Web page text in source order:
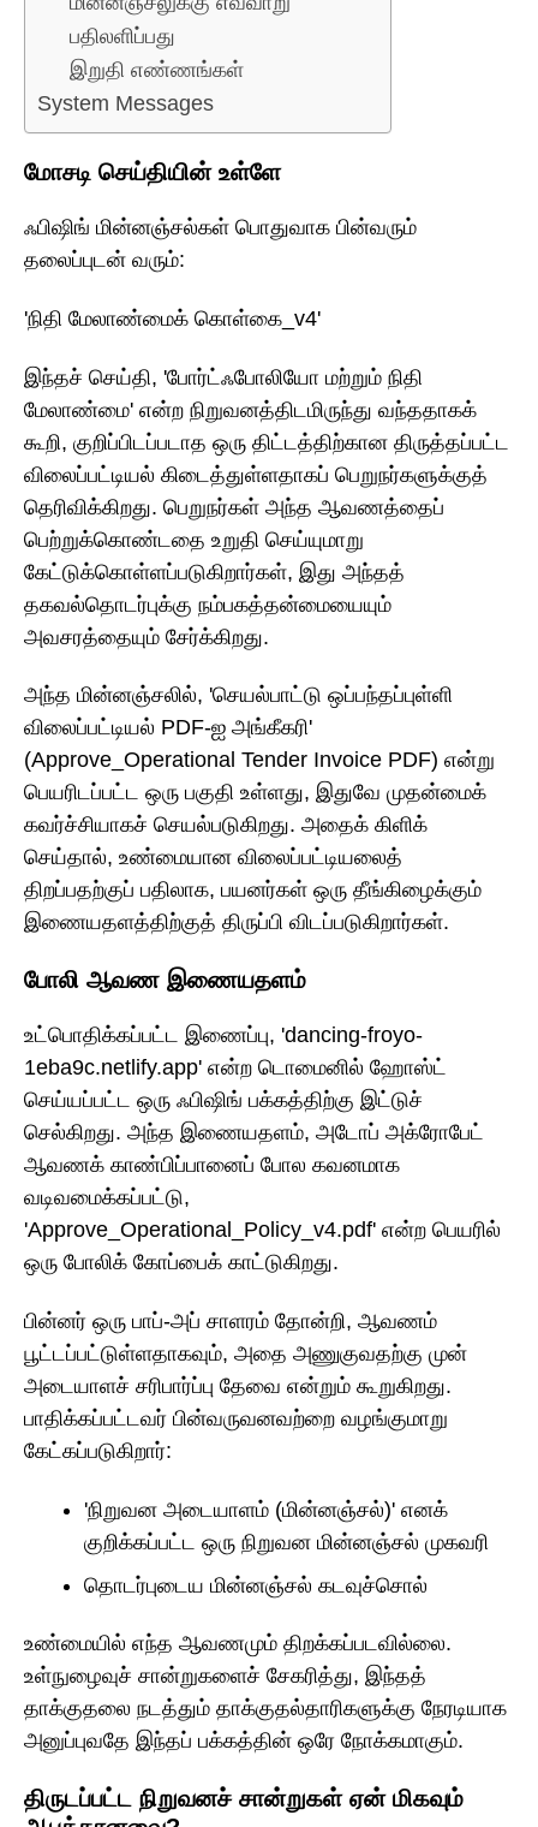
பதிலளிப்பது
இறுதி எண்ணங்கள்
System Messages
மோசடி செய்தியின் உள்ளே
ஃபிஷிங் மின்னஞ்சல்கள் பொதுவாக பின்வரும்
தலைப்புடன் வரும்:
'நிதி மேலாண்மைக் கொள்கை_v4'
இந்தச் செய்தி, 'போர்ட்ஃபோலியோ மற்றும் நிதி
மேலாண்மை' என்ற நிறுவனத்திடமிருந்து வந்ததாகக்
கூறி, குறிப்பிடப்படாத ஒரு திட்டத்திற்கான திருத்தப்பட்ட
விலைப்பட்டியல் கிடைத்துள்ளதாகப் பெறுநர்களுக்குத்
தெரிவிக்கிறது. பெறுநர்கள் அந்த ஆவணத்தைப்
பெற்றுக்கொண்டதை உறுதி செய்யுமாறு
கேட்டுக்கொள்ளப்படுகிறார்கள், இது அந்தத்
தகவல்தொடர்புக்கு நம்பகத்தன்மையையும்
அவசரத்தையும் சேர்க்கிறது.
அந்த மின்னஞ்சலில், 'செயல்பாட்டு ஒப்பந்தப்புள்ளி
விலைப்பட்டியல் PDF-ஐ அங்கீகரி'
(Approve_Operational Tender Invoice PDF) என்று
பெயரிடப்பட்ட ஒரு பகுதி உள்ளது, இதுவே முதன்மைக்
கவர்ச்சியாகச் செயல்படுகிறது. அதைக் கிளிக்
செய்தால், உண்மையான விலைப்பட்டியலைத்
திறப்பதற்குப் பதிலாக, பயனர்கள் ஒரு தீங்கிழைக்கும்
இணையதளத்திற்குத் திருப்பி விடப்படுகிறார்கள்.
போலி ஆவண இணையதளம்
உட்பொதிக்கப்பட்ட இணைப்பு, 'dancing-froyo-
1eba9c.netlify.app' என்ற டொமைனில் ஹோஸ்ட்
செய்யப்பட்ட ஒரு ஃபிஷிங் பக்கத்திற்கு இட்டுச்
செல்கிறது. அந்த இணையதளம், அடோப் அக்ரோபேட்
ஆவணக் காண்பிப்பானைப் போல கவனமாக
வடிவமைக்கப்பட்டு,
'Approve_Operational_Policy_v4.pdf' என்ற பெயரில்
ஒரு போலிக் கோப்பைக் காட்டுகிறது.
பின்னர் ஒரு பாப்-அப் சாளரம் தோன்றி, ஆவணம்
பூட்டப்பட்டுள்ளதாகவும், அதை அணுகுவதற்கு முன்
அடையாளச் சரிபார்ப்பு தேவை என்றும் கூறுகிறது.
பாதிக்கப்பட்டவர் பின்வருவனவற்றை வழங்குமாறு
கேட்கப்படுகிறார்:
'நிறுவன அடையாளம் (மின்னஞ்சல்)' எனக்
குறிக்கப்பட்ட ஒரு நிறுவன மின்னஞ்சல் முகவரி
தொடர்புடைய மின்னஞ்சல் கடவுச்சொல்
உண்மையில் எந்த ஆவணமும் திறக்கப்படவில்லை.
உள்நுழைவுச் சான்றுகளைச் சேகரித்து, இந்தத்
தாக்குதலை நடத்தும் தாக்குதல்தாரிகளுக்கு நேரடியாக
அனுப்புவதே இந்தப் பக்கத்தின் ஒரே நோக்கமாகும்.
திருடப்பட்ட நிறுவனச் சான்றுகள் ஏன் மிகவும்